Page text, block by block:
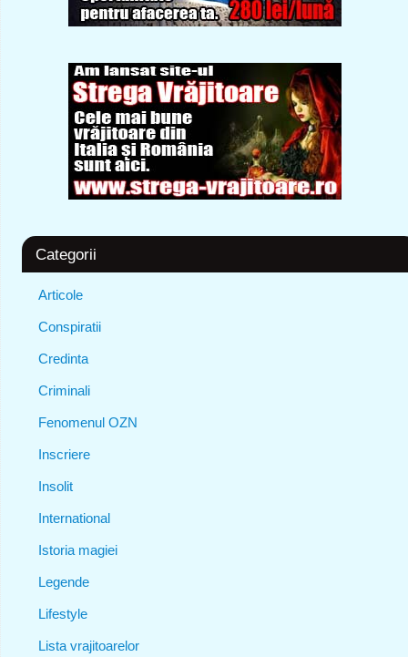
Categorii
Articole
Conspiratii
Credinta
Criminali
Fenomenul OZN
Inscriere
Insolit
International
Istoria magiei
Legende
Lifestyle
Lista vrajitoarelor